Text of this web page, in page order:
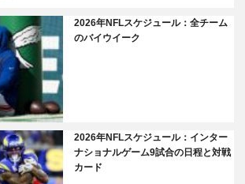
2026年NFLスケジュール：全チーム
のバイウイーク
2026年NFLスケジュール：インター
ナショナルゲーム9試合の日程と対戦
カード